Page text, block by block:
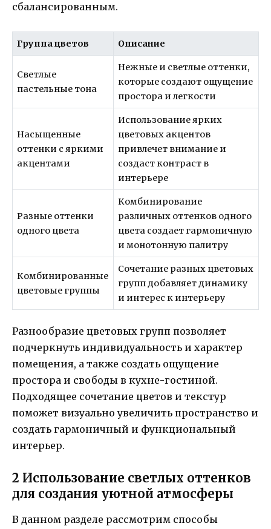
сбалансированным.
Группа цветов Описание
Светлые
пастельные тона
Нежные и светлые оттенки,
которые создают ощущение
простора и легкости
Насыщенные
оттенки с яркими
акцентами
Использование ярких
цветовых акцентов
привлечет внимание и
создаст контраст в
интерьере
Разные оттенки
одного цвета
Комбинирование
различных оттенков одного
цвета создает гармоничную
и монотонную палитру
Комбинированные
цветовые группы
Сочетание разных цветовых
групп добавляет динамику
и интерес к интерьеру
Разнообразие цветовых групп позволяет
подчеркнуть индивидуальность и характер
помещения, а также создать ощущение
простора и свободы в кухне-гостиной.
Подходящее сочетание цветов и текстур
поможет визуально увеличить пространство и
создать гармоничный и функциональный
интерьер.
2 Использование светлых оттенков
для создания уютной атмосферы
В данном разделе рассмотрим способы